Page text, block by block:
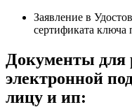
Заявление в
сертификата ключа
Документы для
электронной
лицу и ип: